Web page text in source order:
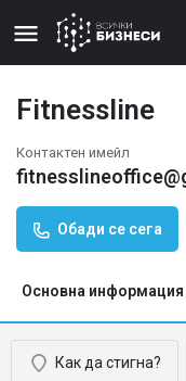
Fitnessline
Контактен имейл
Обади се сега
Основна информация
Как да стигна?